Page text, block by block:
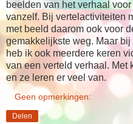
beelden van het verhaal
vanzelf. Bij vertelactiviteiten
met beeld daarom ook voor
gemakkelijkste weg. Maar bij
heb ik ook meerdere keren
van een verteld verhaal. Met
en ze leren er veel van.
Geen opmerkingen:
Delen